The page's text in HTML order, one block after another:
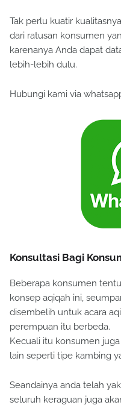
Tak perlu kuatir
dari ratusan konsumen
karenanya Anda dapat
lebih-lebih dulu.
Hubungi kami via
Konsultasi Bagi
Beberapa konsumen
konsep aqiqah ini,
disembelih untuk acara
perempuan itu berbeda.
Kecuali itu konsumen
lain seperti tipe kambing
Seandainya anda telah
seluruh keraguan juga